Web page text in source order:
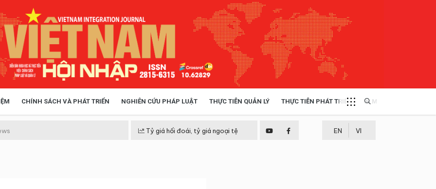
CHÍNH SÁCH VÀ PHÁT TRIỂN NGHIÊN CỨU PHÁP LUẬT THỰC TIỄN QUẢN LÝ THỰC TIỄN PHÁT TRIỂN MULTIMEDIA
Tỷ giá hối đoái, tỷ giá ngoại tệ EN VI